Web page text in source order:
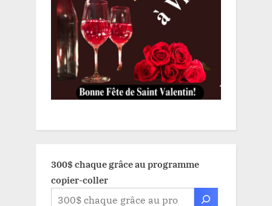
300$ chaque grâce au programme
copier-coller